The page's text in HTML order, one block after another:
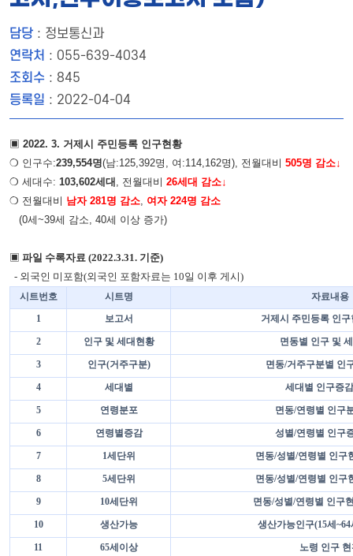
담당 : 정보통신과
연락처 : 055-639-4034
조회수 : 845
등록일 : 2022-04-04
▣ 2022. 3. 거제시 주민등록 인구현황
❍ 인구수:239,554명(남:125,392명, 여:114,162명), 전월대비 505명 감소↓
❍ 세대수: 103,602세대 , 전월대비 26세대 감소↓
❍ 전월대비 남자 281명 감소, 여자224명 감소
(0세~39세 감소, 40세 이상 증가)
▣ 파일 수록자료 (2022.3.31. 기준)
- 외국인 미포함(외국인 포함자료는 10일 이후 게시)
시트번호 시트명
자료내용
1
보고서 거제시 주민등록 인
2 인구 및 세대현황 면동별 인구 및
3 인구(거주구분) 면동/거주구분별 인
4 세대별 세대별 인구증
5 연령분포 면동/연령별 인구
6 연령별증감 성별/연령별 인구
7 1세단위 면동/성별/연령별 인구
8 5세단위 면동/성별/연령별 인구
9 10세단위 면동/성별/연령별 인구
10 생산가능 생산가능인구(15세
11 65세이상 노령 인구